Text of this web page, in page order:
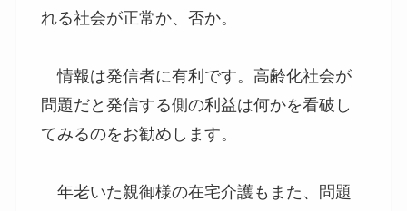
れる社会が正常か、否か。
情報は発信者に有利です。高齢化社会が
問題だと発信する側の利益は何かを看破し
てみるのをお勧めします。
年老いた親御様の在宅介護もまた、問題